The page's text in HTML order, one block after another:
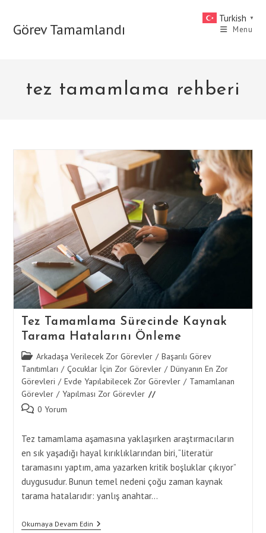
contentGörev Tamamlandı Menu
tez tamamlama rehberi
Tez Tamamlama Sürecinde Kaynak
Tarama Hatalarını Önleme
Post
category:
Arkadaşa Verilecek Zor Görevler / Başarılı Görev
Tanıtımları / Çocuklar İçin Zor Görevler / Dünyanın En Zor
Görevleri / Evde Yapılabilecek Zor Görevler / Tamamlanan
Görevler / Yapılması Zor Görevler
Post 0 Yorum
Tez tamamlama aşamasına yaklaşırken araştırmacıların
en sık yaşadığı hayal kırıklıklarından biri, “literatür
taramasını yaptım, ama yazarken kritik boşluklar çıkıyor”
duygusudur. Bunun temel nedeni çoğu zaman kaynak
tarama hatalarıdır: yanlış anahtar…
Okumaya Devam EdinTez
Turkish ▼